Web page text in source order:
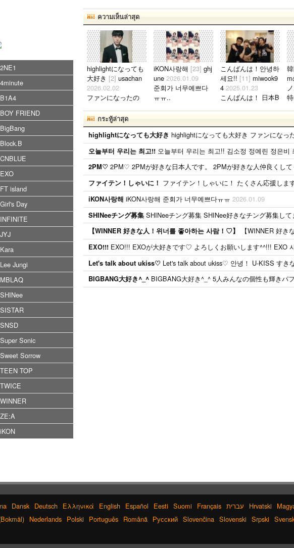
ความเห็นล่าสุด
highlightになっても
大好き [2] usachan
2026.02.02
ファンになったの
ろんな情報が欲しい
です。 highlightにな
っても好きな気持ち
は変わりません。
メンバー全員が大好
きですが、一番大好
きなのはジュンヒョ
ンです。 彼らのこ
とたくさん知りたい
です。..
iKON사랑해 [23] ghj
une 2026.01.09
준회가 너무예쁘다
ㅠㅠ..
こんばんは！안녕하
세요!! [11] miwook9
4 2025.01.23
こんばんは！ 日本B
なく BANAと仲良く
したいです！！ ち
なみに、94lineゴン
チャンぺんです！
コメント、メール待
ってます( ˆoˆ )/안녕
하세요!..
กระทู้ล่าสุด
highlightになっても大好き highlightになっても大好き ファンになったのが、遅かったからいろんな情報が欲しいです。 highlightになっても好きな気持ちは
오늘부터 우리는 최고!! 오늘부터 우리는 최고!! 김소정 정예린 정은
2PM♡ 2PM♡ 2PMが好きな日本人です。 2PMが好きな人仲良くして
ファイテン！しゃいに！ ファイテン！しゃいに！ たくさん応援しま
iKON사랑해 iKON사랑해 준회가 너무예쁘다ㅠㅠ 2026.01.09
SHINeeチング募集 SHINeeチング募集 SHINee好きなチング募集して
【WINNER 好きな人！위너를 좋아하는 사람！♡】 【WINNER 好きな人！위너를 좋아하는 사람！♡】 WINNERが好きな人いませんか？ 私は日本の
EXO!!! EXO!!! EXOが大好きです♡ よろしくお願いします^^!!! EXO
Let's talk about ukiss♡
BIGBANG大好き^_^ BIGBANG大好き^_^ 5人みんなの個性も輝きパフォーマンスも最高 ジヨンには憧れとリスペクトが止まらないです 今年の夏念願だったDolce.beta .pensionにgo!
2NE1
4minute
B1A4
BOY FRIEND
BigBang
Block.B
CNBLUE
EXO
FT island
Girl's Day
INFINITE
JYJ
Kara
Lee Jungi
MBLAQ
SHINee
SISTAR
SNSD
Super Sonic
Sweet Sorrow
TEEN TOP
TWICE
WINNER
ZE:A
iKON
Dansk Deutsch Ελληνικά English Español Eesti Suomi Français עברית Hrvatski
Nederlands Polski Português Română Русский Slovenčina Slovenski Srpski